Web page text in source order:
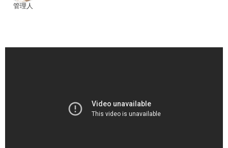
管理人